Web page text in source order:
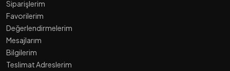
Siparişlerim
Favorilerim
Değerlendirmelerim
Mesajlarım
Bilgilerim
Teslimat Adreslerim